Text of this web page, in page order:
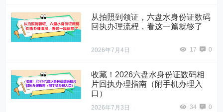
从拍照到领证，六盘水身份证数码
回执办理流程，看这一篇就够了
2026年7月4日 17 0
收藏！2026六盘水身份证数码相
片回执办理指南（附手机办理入
口）
2026年7月3日 34 0